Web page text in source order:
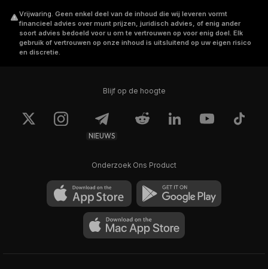
Vrijwaring. Geen enkel deel van de inhoud die wij leveren vormt
financieel advies over munt prijzen, juridisch advies, of enig ander
soort advies bedoeld voor u om te vertrouwen op voor enig doel. Elk
gebruik of vertrouwen op onze inhoud is uitsluitend op uw eigen risico
en discretie.
Blijf op de hoogte
NIEUWS
Onderzoek Ons Product